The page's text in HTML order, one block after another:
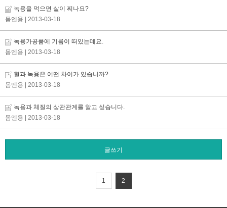
녹용을 먹으면 살이 찌나요?
몸엔용
| 2013-03-18
녹용가공품에 기름이 떠있는데요.
몸엔용
| 2013-03-18
혈과 녹용은 어떤 차이가 있습니까?
몸엔용
| 2013-03-18
녹용과 체질의 상관관계를 알고 싶습니다.
몸엔용
| 2013-03-18
글쓰기
1 2